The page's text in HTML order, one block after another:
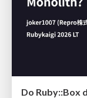
Do Ruby::Box